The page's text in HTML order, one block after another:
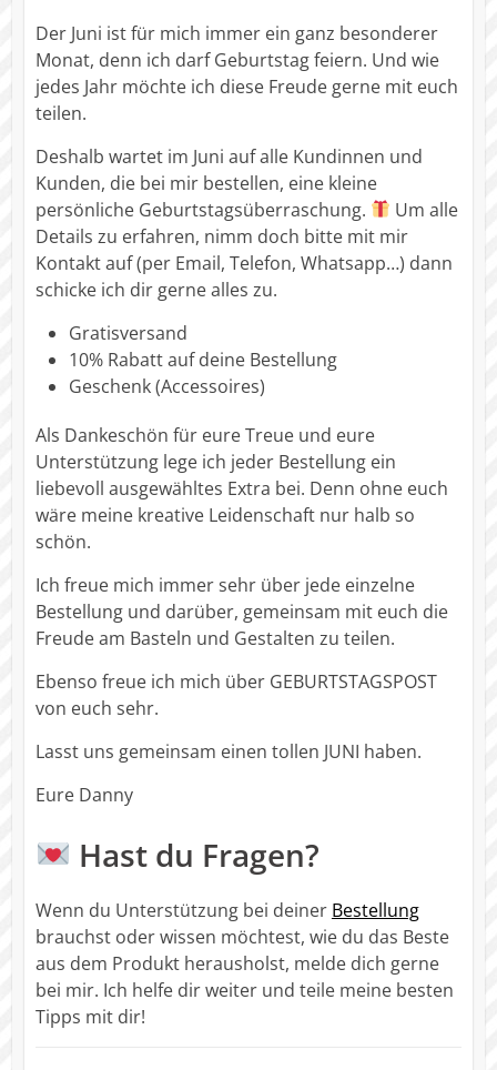
Der Juni ist für mich immer ein ganz besonderer
Monat, denn ich darf Geburtstag feiern. Und wie
jedes Jahr möchte ich diese Freude gerne mit euch
teilen.
Deshalb wartet im Juni auf alle Kundinnen und
Kunden, die bei mir bestellen, eine kleine
persönliche Geburtstagsüberraschung.
Um alle
Details zu erfahren, nimm doch bitte mit mir
Kontakt auf (per Email, Telefon, Whatsapp…) dann
schicke ich dir gerne alles zu.
Gratisversand
10% Rabatt auf deine Bestellung
Geschenk (Accessoires)
Als Dankeschön für eure Treue und eure
Unterstützung lege ich jeder Bestellung ein
liebevoll ausgewähltes Extra bei. Denn ohne euch
wäre meine kreative Leidenschaft nur halb so
schön.
Ich freue mich immer sehr über jede einzelne
Bestellung und darüber, gemeinsam mit euch die
Freude am Basteln und Gestalten zu teilen.
Ebenso freue ich mich über GEBURTSTAGSPOST
von euch sehr.
Lasst uns gemeinsam einen tollen JUNI haben.
Eure Danny
Hast du Fragen?
Wenn du Unterstützung bei deiner Bestellung
brauchst oder wissen möchtest, wie du das Beste
aus dem Produkt herausholst, melde dich gerne
bei mir. Ich helfe dir weiter und teile meine besten
Tipps mit dir!